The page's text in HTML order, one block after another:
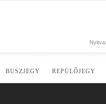
BUSZJEGY REPÜLŐJEGY